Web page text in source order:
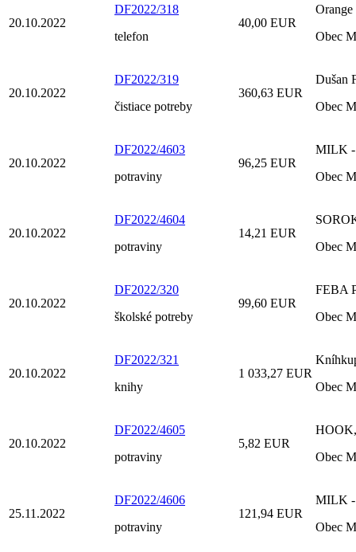
20.10.2022
DF2022/318
telefon
40,00 EUR
Obec
20.10.2022
DF2022/319
čistiace potreby
360,63 EUR
Dušan
Obec
20.10.2022
DF2022/4603
potraviny
96,25 EUR
MILK -
Obec
20.10.2022
DF2022/4604
potraviny
14,21 EUR
Obec
20.10.2022
DF2022/320
školské potreby
99,60 EUR
FEBA
Obec
20.10.2022
DF2022/321
knihy
1 033,27 EUR
Obec
20.10.2022
DF2022/4605
potraviny
5,82 EUR
HOOK,
Obec
25.11.2022
DF2022/4606
potraviny
121,94 EUR
MILK -
Obec